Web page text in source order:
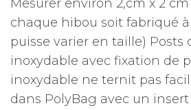
Mesurer environ 2,cm x 2
chaque hibou soit fabriqué
puisse varier en taille) Posts
inoxydable avec fixation de
inoxydable ne ternit pas
dans PolyBag avec un insert